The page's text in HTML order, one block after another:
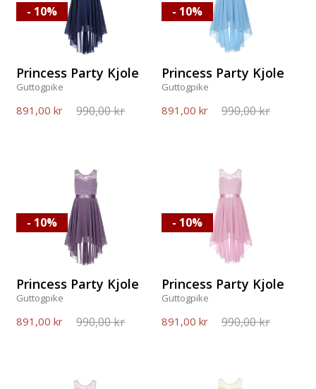
Princess Party Kjole
Guttogpike
891,00 kr 990,00 kr
- 10%
Princess Party Kjole
Guttogpike
891,00 kr 990,00 kr
- 10%
Princess Party Kjole
Guttogpike
891,00 kr 990,00 kr
- 10%
Princess Party Kjole
Guttogpike
891,00 kr 990,00 kr
- 10%